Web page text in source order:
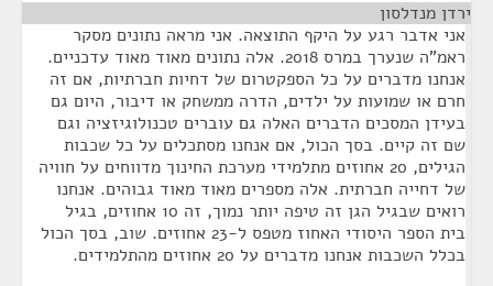
ירדן מנדלסון
אני אדבר רגע על היקף התוצאה. אני מראה נתונים מסקר
ראמ"ה שנערך במרס 2018. אלה נתונים מאוד מאוד עדכניים.
אנחנו מדברים על כל הספקטרום של דחיות חברתיות, אם זה
חרם או שמועות על ילדים, הדרה ממשחק או דיבור, היום גם
בעידן המסכים הדברים האלה גם עוברים טכנולוגיזציה וגם
שם זה קיים. בסך הכול, אם אנחנו מסתכלים על כל שכבות
הגילים, 20 אחוזים מתלמידי מערכת החינוך מדווחים על חוויה
של דחייה חברתית. אלה מספרים מאוד מאוד גבוהים. אנחנו
רואים שבגיל הגן זה טיפה יותר נמוך, זה 10 אחוזים, בגיל
בית הספר היסודי האחוז מטפס ל-23 אחוזים. שוב, בסך הכול
בכלל השכבות אנחנו מדברים על 20 אחוזים מהתלמידים.